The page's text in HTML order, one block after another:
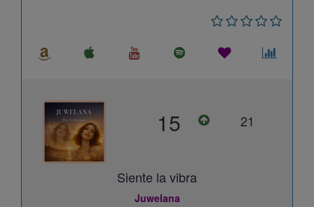
15 21
Siente la vibra
Juwelana